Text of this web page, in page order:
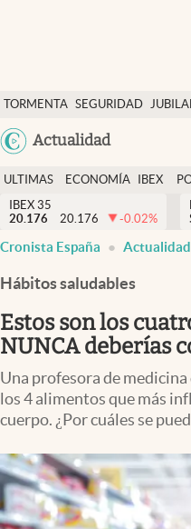
TORMENTA SEGURIDAD
Actualidad
Economía y finanzas
Política
Actualidad
Criptomonedas
España
ULTIMAS
NOTICIAS
ECONOMÍA
FINANZAS
IBEX
EURO
IBEX 35
20.176
20.176 -0.02%
Cronista España Actualidad
Hábitos saludables
Estos son los
NUNCA deberías
Una profesora de
los 4 alimentos que más
cuerpo. ¿Por cuáles se